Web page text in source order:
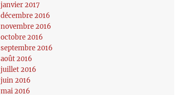
janvier 2017
décembre 2016
novembre 2016
octobre 2016
septembre 2016
août 2016
juillet 2016
juin 2016
mai 2016